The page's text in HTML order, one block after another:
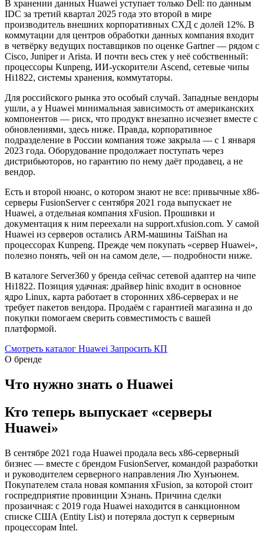
В хранении данных Huawei уступает только Dell: по данным
IDC за третий квартал 2025 года это второй в мире
производитель внешних корпоративных СХД с долей 12%. В
коммутации для центров обработки данных компания входит
в четвёрку ведущих поставщиков по оценке Gartner — рядом с
Cisco, Juniper и Arista. И почти весь стек у неё собственный:
процессоры Kunpeng, ИИ-ускорители Ascend, сетевые чипы
Hi1822, системы хранения, коммутаторы.
Для российского рынка это особый случай. Западные вендоры
ушли, а у Huawei минимальная зависимость от американских
компонентов — риск, что продукт внезапно исчезнет вместе с
обновлениями, здесь ниже. Правда, корпоративное
подразделение в России компания тоже закрыла — с 1 января
2023 года. Оборудование продолжает поступать через
дистрибьюторов, но гарантию по нему даёт продавец, а не
вендор.
Есть и второй нюанс, о котором знают не все: привычные x86-
серверы FusionServer с сентября 2021 года выпускает не
Huawei, а отдельная компания xFusion. Прошивки и
документация к ним переехали на support.xfusion.com. У самой
Huawei из серверов остались ARM-машины TaiShan на
процессорах Kunpeng. Прежде чем покупать «сервер Huawei»,
полезно понять, чей он на самом деле, — подробности ниже.
В каталоге Server360 у бренда сейчас сетевой адаптер на чипе
Hi1822. Позиция удачная: драйвер hinic входит в основное
ядро Linux, карта работает в сторонних x86-серверах и не
требует пакетов вендора. Продаём с гарантией магазина и до
покупки помогаем сверить совместимость с вашей
платформой.
Смотреть каталог Huawei Запросить КП
О бренде
Что нужно знать о Huawei
Кто теперь выпускает «серверы
Huawei»
В сентябре 2021 года Huawei продала весь x86-серверный
бизнес — вместе с брендом FusionServer, командой разработки
и руководителем серверного направления Лю Хунъюнем.
Покупателем стала новая компания xFusion, за которой стоит
госпредприятие провинции Хэнань. Причина сделки
прозаичная: с 2019 года Huawei находится в санкционном
списке США (Entity List) и потеряла доступ к серверным
процессорам Intel.